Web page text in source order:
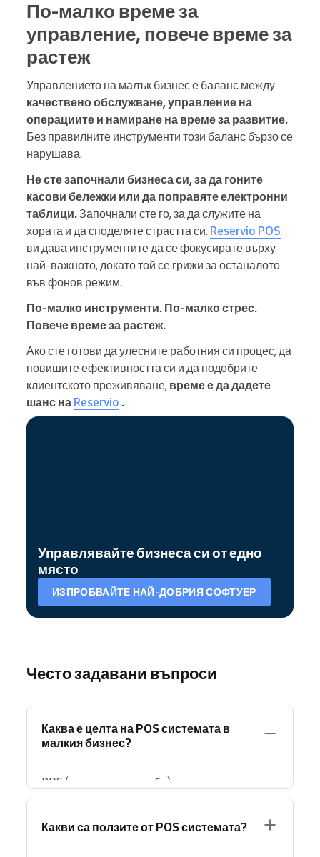
По-малко време за
управление, повече време за
растеж
Управлението на малък бизнес е баланс между
качествено обслужване, управление на
операциите и намиране на време за развитие.
Без правилните инструменти този баланс бързо се
нарушава.
Не сте започнали бизнеса си, за да гоните
касови бележки или да поправяте електронни
таблици.Започнали сте го, за да служите на
хората и да споделяте страстта си. Reservio POS
ви дава инструментите да се фокусирате върху
най-важното, докато той се грижи за останалото
във фонов режим.
По-малко инструменти. По-малко стрес.
Повече време за растеж.
Ако сте готови да улесните работния си процес, да
повишите ефективността си и да подобрите
клиентското преживяване, време е да дадете
шанс на Reservio .
Управлявайте бизнеса си от едно
място
ИЗПРОБВАЙТЕ НАЙ-ДОБРИЯ СОФТУЕР
Често задавани въпроси
Каква е целта на POS системата в
малкия бизнес?
POS (точка на продажба) системата
на малкия бизнес да управлява
транзакции ефективно.Вместо всичко да
Какви са ползите от POS системата?